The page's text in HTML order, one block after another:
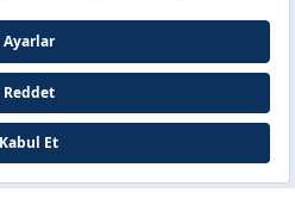
Tüm Hakkı